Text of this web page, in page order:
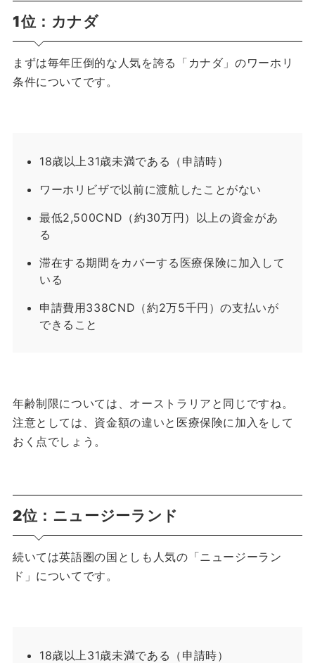
1位：カナダ
まずは毎年圧倒的な人気を誇る「カナダ」のワーホリ
条件についてです。
18歳以上31歳未満である（申請時）
ワーホリビザで以前に渡航したことがない
最低2,500CND（約30万円）以上の資金があ
る
滞在する期間をカバーする医療保険に加入して
いる
申請費用338CND（約2万5千円）の支払いが
できること
年齢制限については、オーストラリアと同じですね。
注意としては、資金額の違いと医療保険に加入をして
おく点でしょう。
2位：ニュージーランド
続いては英語圏の国としも人気の「ニュージーラン
ド」についてです。
18歳以上31歳未満である（申請時）